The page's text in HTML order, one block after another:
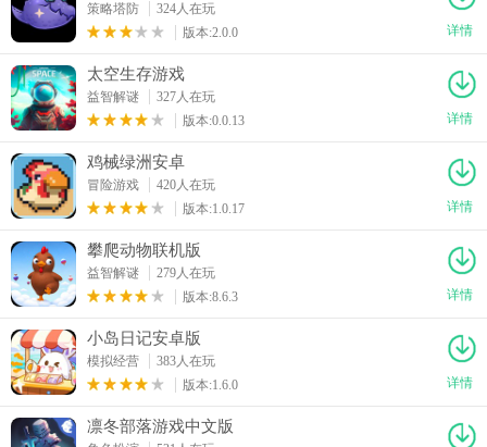
策略塔防
324人在玩
版本:2.0.0
详情
太空生存游戏
益智解谜
327人在玩
版本:0.0.13
详情
鸡械绿洲安卓
冒险游戏
420人在玩
版本:1.0.17
详情
攀爬动物联机版
益智解谜
279人在玩
版本:8.6.3
详情
小岛日记安卓版
模拟经营
383人在玩
版本:1.6.0
详情
凛冬部落游戏中文版